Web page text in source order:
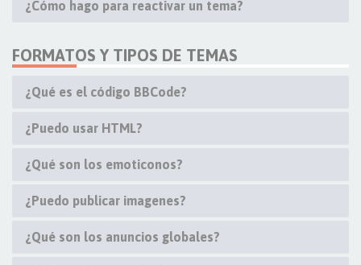
¿Cómo hago para reactivar un tema?
FORMATOS Y TIPOS DE TEMAS
¿Qué es el código BBCode?
¿Puedo usar HTML?
¿Qué son los emoticonos?
¿Puedo publicar imagenes?
¿Qué son los anuncios globales?